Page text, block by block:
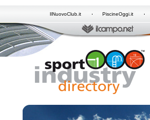
IlNuovoClub.it PiscineOggi.it